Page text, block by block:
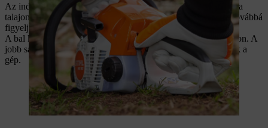
Az indításhoz helyezze a motorfűrészt egy vízszintes felületre a
talajon úgy, hogy a vágószerkezet semmihez se érjen hozzá, továbbá
figyeljen rá, hogy a láncfűrész közelében más ne tartózkodjon.
A bal kéz legyen a csőfogantyún, a jobb pedig az indítózsinóron. A
jobb sarokkal a hátsó fogantyúra kell lépni, ezzel stabilizálódik a
gép.